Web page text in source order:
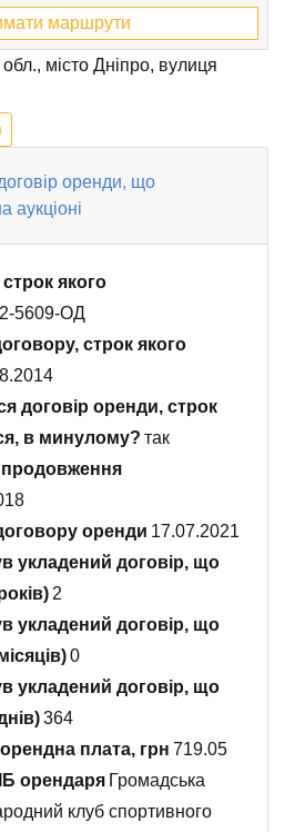
маршрути
місто Дніпро, вулиця
оренди, що
аукціоні
якого
5609-ОД
строк якого
договір оренди, строк
в минулому? так
продовження
оренди 17.07.2021
укладений договір, що
2
укладений договір, що
0
укладений договір, що
364
плата, грн 719.05
орендаря Громадська
клуб спортивного